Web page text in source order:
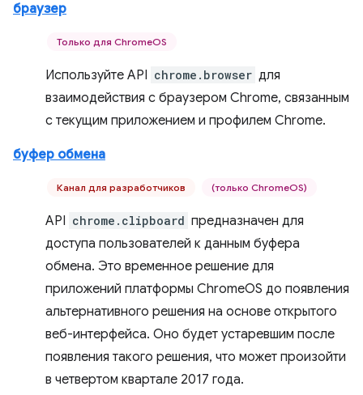
браузер
Только для ChromeOS
Используйте API chrome.browser для
взаимодействия с браузером Chrome, связанным
с текущим приложением и профилем Chrome.
буфер обмена
Канал для разработчиков (только ChromeOS)
API chrome.clipboard предназначен для
доступа пользователей к данным буфера
обмена. Это временное решение для
приложений платформы ChromeOS до появления
альтернативного решения на основе открытого
веб-интерфейса. Оно будет устаревшим после
появления такого решения, что может произойти
в четвертом квартале 2017 года.